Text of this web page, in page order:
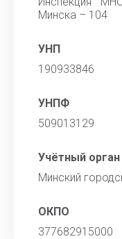
Минска – 104
УНП
190933846
УНПФ
509013129
Учётный орган
Минский
ОКПО
377682915000